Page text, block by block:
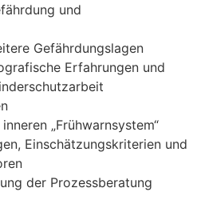
und
Gefährdungslagen
Erfahrungen und
„Frühwarnsystem“
Einschätzungskriterien und
der Prozessberatung